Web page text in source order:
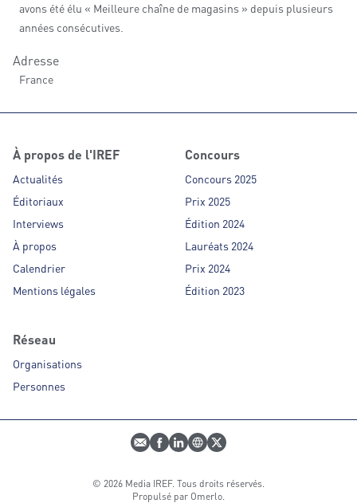
avons été élu « Meilleure chaîne de magasins » depuis plusieurs
années consécutives.
Adresse
France
À propos de l'IREF
Actualités
Éditoriaux
Interviews
À propos
Calendrier
Mentions légales
Concours
Concours 2025
Prix 2025
Édition 2024
Lauréats 2024
Prix 2024
Édition 2023
Réseau
Organisations
Personnes
E-mailProfil Facebook
Profil LinkedIn
Site webProfil Twitter
© 2026 Media IREF. Tous droits réservés.
Propulsé par Omerlo.